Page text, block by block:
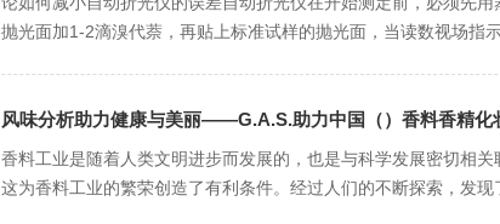
抛光面加1-2滴溴代萘，再贴上标准试样的抛光面，当读数视场指
风味分析助力健康与美丽——G.A.S.助力中国（）香料香精化
香料工业是随着人类文明进步而发展的，也是与科学发展密切相关联
这为香料工业的繁荣创造了有利条件。经过人们的不断探索，发现